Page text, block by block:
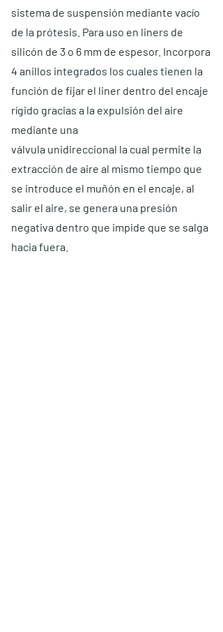
sistema de suspensión mediante vacío
de la prótesis. Para uso en liners de
silicón de 3 o 6 mm de espesor. Incorpora
4 anillos integrados los cuales tienen la
función de fijar el liner dentro del encaje
rígido gracias a la expulsión del aire
mediante una
válvula unidireccional la cual permite la
extracción de aire al mismo tiempo que
se introduce el muñón en el encaje, al
salir el aire, se genera una presión
negativa dentro que impide que se salga
hacia fuera.